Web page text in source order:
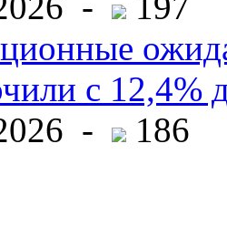
с 12,4%
-
186